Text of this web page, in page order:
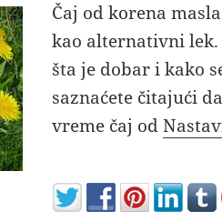
Čaj od korena
kao alternativni lek.
šta je dobar i kako
saznaćete čitajući
vreme čaj od